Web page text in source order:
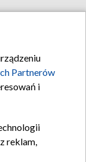
Partnerów
i
reklam,